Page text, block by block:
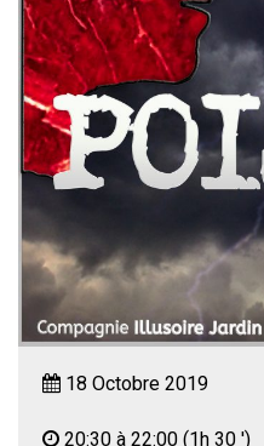
18 Octobre 2019
20:30 à 22:00 (1h 30 ')